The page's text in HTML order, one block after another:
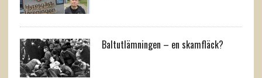
Baltutlämningen – en skamfläck?